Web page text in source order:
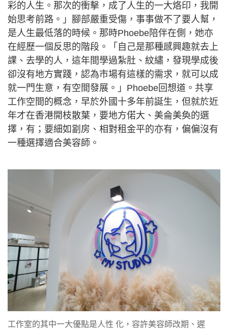
彩的人生。那次的衝擊，成了人生的一大烙印，我開
始思考前路。」腳部嚴重受傷，事事做不了要人幫，
是人生最低落的時候。那時Phoebe陪伴在側，她亦
在經歷一個反思的階段。「自己是那種感興趣就去上
課、去學的人，這年間學過紮肚、紋繡，發現學成後
卻沒有地方實踐，認為市場有這樣的需求，就可以成
就一門生意，有空間發展。」Phoebe回想道。共享
工作空間的概念，早於外國十多年前誕生，但就於近
年才在香港開枝散葉，要地方偌大、美侖美奐的選
擇，有；要細如劏房、相對租金平的亦有，偏偏沒有
一種選擇適合美容師。
工作室的其中一大優點是人性 化，容許美容師改期、遲